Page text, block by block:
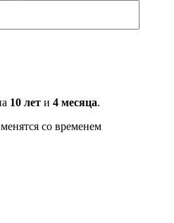
10 лет и 4 месяца.
со временем